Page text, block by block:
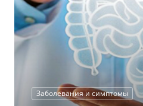
Заболевания и симптомы